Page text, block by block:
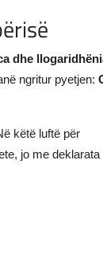
dhe
ngritur pyetjen:
këtë luftë për
jo me deklarata